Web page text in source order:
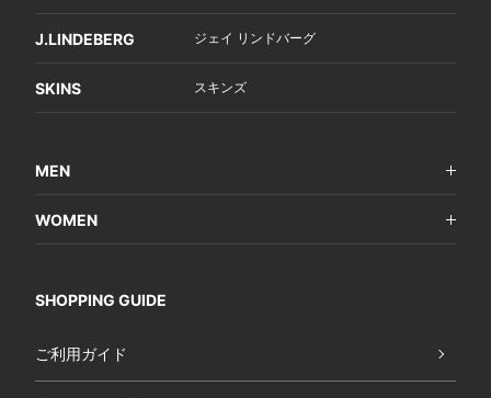
J.LINDEBERG ジェイ リンドバーグ
SKINS スキンズ
MEN
WOMEN
SHOPPING GUIDE
ご利用ガイド